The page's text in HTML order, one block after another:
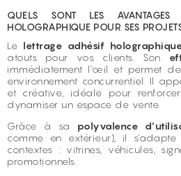
QUELS SONT LES AVANTAGES
HOLOGRAPHIQUE POUR SES
Le lettrage adhésif
atouts pour vos clients. Son
immédiatement l’œil et permet
environnement concurrentiel. Il
et créative, idéale pour
dynamiser un espace de vente.
Grâce à sa polyvalence
comme en extérieur), il
contextes : vitrines, véhicules,
promotionnels.